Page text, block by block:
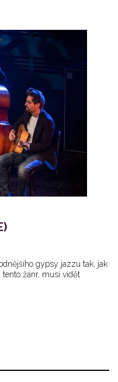
gypsy jazzu tak, jak
tento žánr, musí vidět